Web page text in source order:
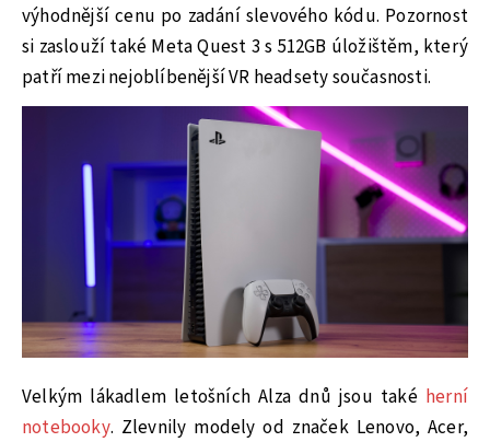
výhodnější cenu po zadání slevového kódu. Pozornost
si zaslouží také Meta Quest 3 s 512GB úložištěm, který
patří mezi nejoblíbenější VR headsety současnosti.
Velkým lákadlem letošních Alza dnů jsou také herní
notebooky. Zlevnily modely od značek Lenovo, Acer,